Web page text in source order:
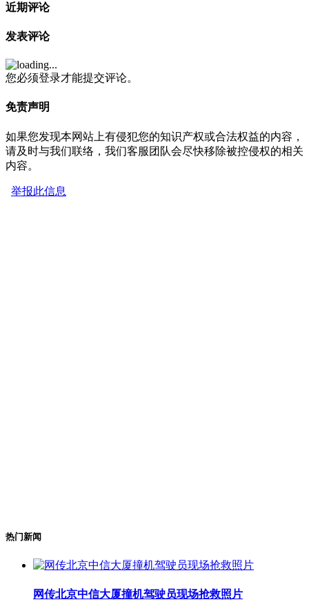
近期评论
发表评论
您必须登录才能提交评论。
免责声明
如果您发现本网站上有侵犯您的知识产权或合法权益的内容，
请及时与我们联络，我们客服团队会尽快移除被控侵权的相关
内容。
举报此信息
热门新闻
网传北京中信大厦撞机驾驶员现场抢救照片